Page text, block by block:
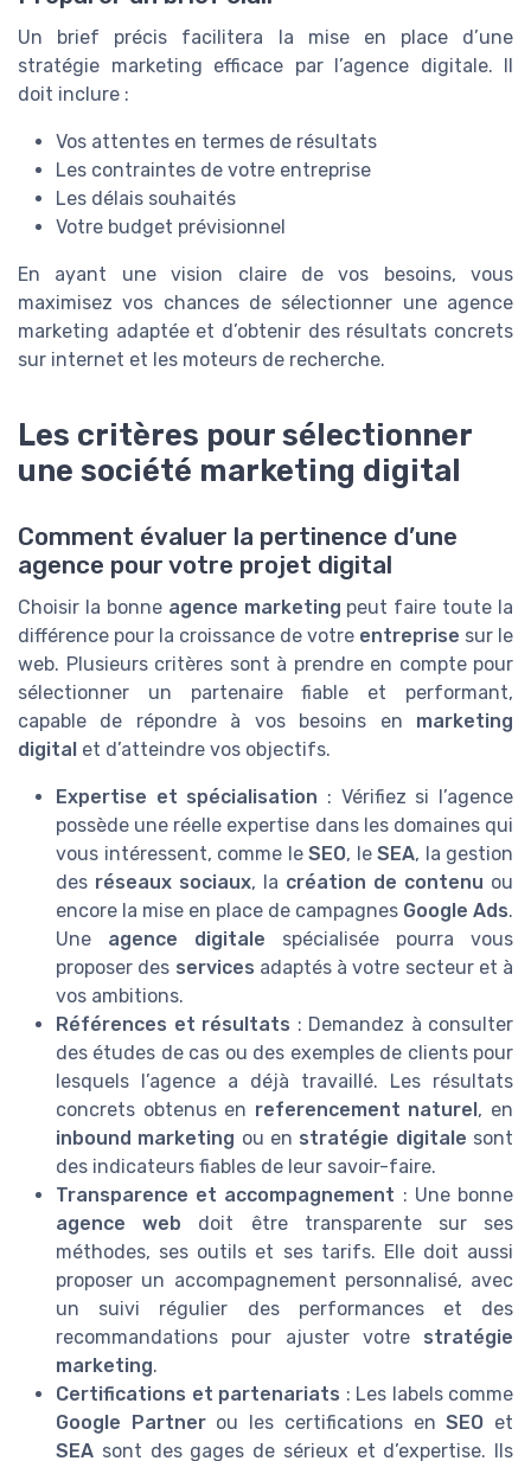
Un brief précis facilitera la mise en place d’une
stratégie marketing efficace par l’agence digitale. Il
doit inclure :
Vos attentes en termes de résultats
Les contraintes de votre entreprise
Les délais souhaités
Votre budget prévisionnel
En ayant une vision claire de vos besoins, vous
maximisez vos chances de sélectionner une agence
marketing adaptée et d’obtenir des résultats concrets
sur internet et les moteurs de recherche.
Les critères pour sélectionner
une société marketing digital
Comment évaluer la pertinence d’une
agence pour votre projet digital
Choisir la bonne agence marketing peut faire toute la
différence pour la croissance de votre entreprise sur le
web. Plusieurs critères sont à prendre en compte pour
sélectionner un partenaire fiable et performant,
capable de répondre à vos besoins en marketing
digital et d’atteindre vos objectifs.
Expertise et spécialisation : Vérifiez si l’agence
possède une réelle expertise dans les domaines qui
vous intéressent, comme le SEO, le SEA, la gestion
des réseaux sociaux, la création de contenu ou
encore la mise en place de campagnes Google Ads.
Une agence digitale spécialisée pourra vous
proposer des services adaptés à votre secteur et à
vos ambitions.
Références et résultats : Demandez à consulter
des études de cas ou des exemples de clients pour
lesquels l’agence a déjà travaillé. Les résultats
concrets obtenus en referencement naturel, en
inbound marketing ou en stratégie digitale sont
des indicateurs fiables de leur savoir-faire.
Transparence et accompagnement : Une bonne
agence web doit être transparente sur ses
méthodes, ses outils et ses tarifs. Elle doit aussi
proposer un accompagnement personnalisé, avec
un suivi régulier des performances et des
recommandations pour ajuster votre stratégie
marketing.
Certifications et partenariats : Les labels comme
Google Partnerou les certifications enSEO et
SEA sont des gages de sérieux et d’expertise. Ils